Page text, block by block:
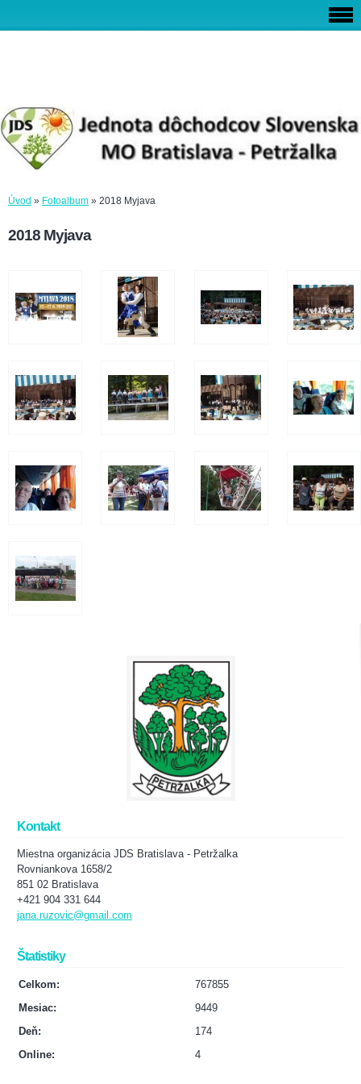
Úvod » Fotoalbum » 2018 Myjava
2018 Myjava
Kontakt
Miestna organizácia JDS Bratislava - Petržalka
Rovniankova 1658/2
851 02 Bratislava
+421 904 331 644
jana.ruzovic@gmail.com
Štatistiky
Online: 4
Celkom:
767855
Mesiac:
9449
Deň:
174